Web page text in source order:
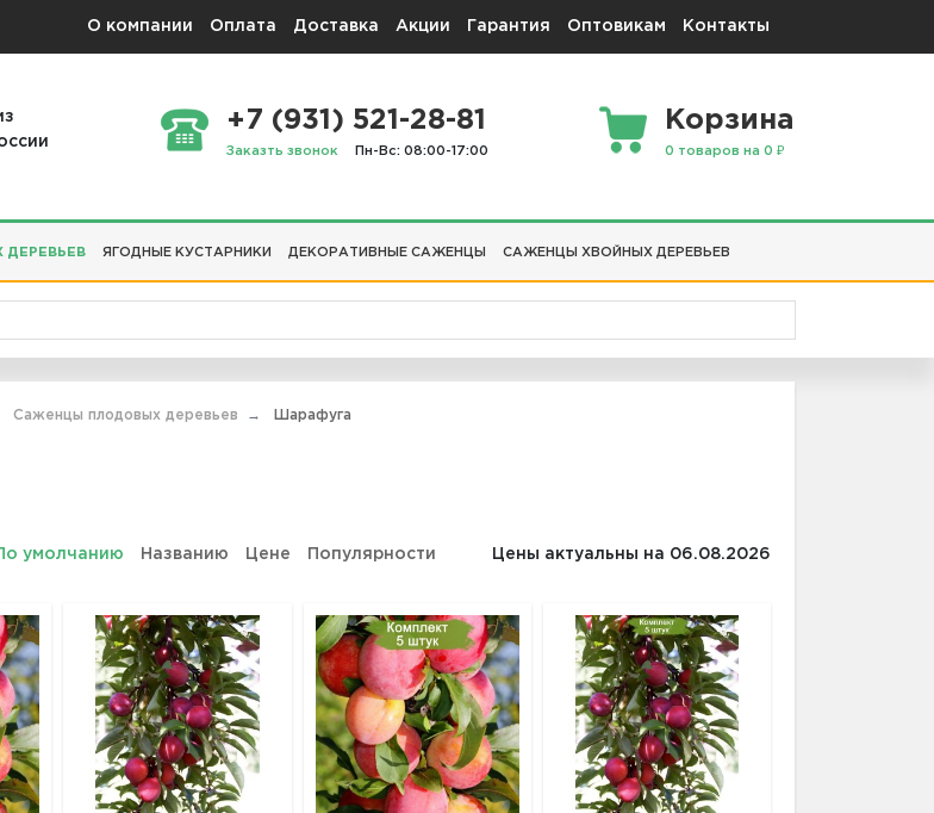
О компании Оплата Доставка Акции Гарантия Оптовикам Контакты
+7 (931) 521-28-81
Заказть звонок Пн-Вс: 08:00-17:00
Корзина
0 товаров на 0 ₽
ЯГОДНЫЕ КУСТАРНИКИ ДЕКОРАТИВНЫЕ САЖЕНЦЫ САЖЕНЦЫ ХВОЙНЫХ ДЕРЕВЬЕВ
Саженцы плодовых деревьев Шарафуга
умолчанию Названию Цене Популярности Цены актуальны на 06.08.2026